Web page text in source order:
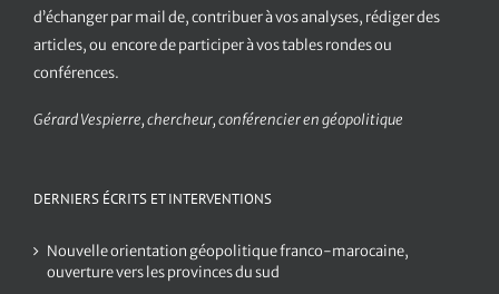
d’échanger par mail de, contribuer à vos analyses, rédiger des
articles, ou encore de participer à vos tables rondes ou
conférences.
Gérard Vespierre, chercheur, conférencier en géopolitique
DERNIERS ÉCRITS ET INTERVENTIONS
Nouvelle orientation géopolitique franco-marocaine,
ouverture vers les provinces du sud